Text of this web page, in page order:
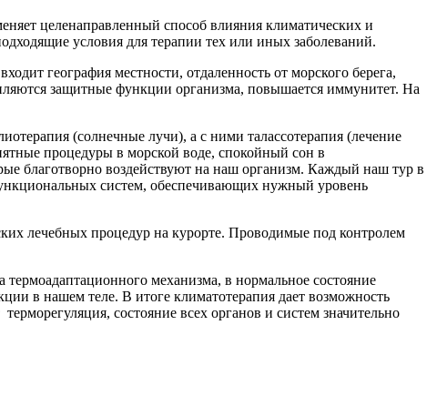
целенаправленный способ влияния климатических и
условия для терапии тех или иных заболеваний.
география местности, отдаленность от морского берега,
защитные функции организма, повышается иммунитет. На
(солнечные лучи), а с ними талассотерапия (лечение
процедуры в морской воде, спокойный сон в
благотворно воздействуют на наш организм. Каждый наш тур в
систем, обеспечивающих нужный уровень
лечебных процедур на курорте. Проводимые под контролем
термоадаптационного механизма, в нормальное состояние
в нашем теле. В итоге климатотерапия дает возможность
состояние всех органов и систем значительно